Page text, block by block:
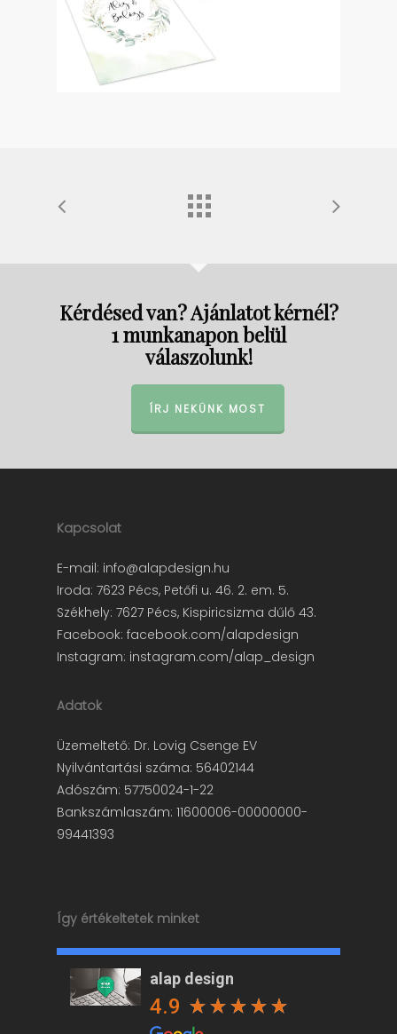
Kérdésed van? Ajánlatot kérnél?
1 munkanapon belül
válaszolunk!
ÍRJ NEKÜNK MOST
Kapcsolat
E-mail: info@alapdesign.hu
Iroda: 7623 Pécs, Petőfi u. 46. 2. em. 5.
Székhely: 7627 Pécs, Kispiricsizma dűlő 43.
Facebook: facebook.com/alapdesign
Instagram: instagram.com/alap_design
Adatok
Üzemeltető: Dr. Lovig Csenge EV
Nyilvántartási száma: 56402144
Adószám: 57750024-1-22
Bankszámlaszám: 11600006-00000000-
99441393
Így értékeltetek minket
alap design
4.9